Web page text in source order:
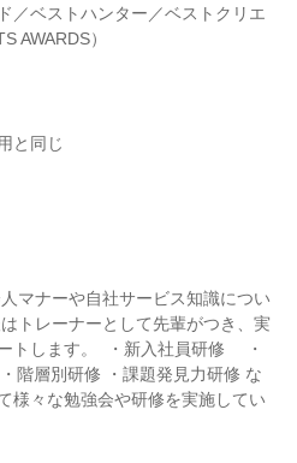
／ベストハンター／ベストクリエ
AWARDS）
マナーや自社サービス知識につい
トレーナーとして先輩がつき、実
トします。  ・新入社員研修　 ・
階層別研修 ・課題発見力研修 な
様々な勉強会や研修を実施してい